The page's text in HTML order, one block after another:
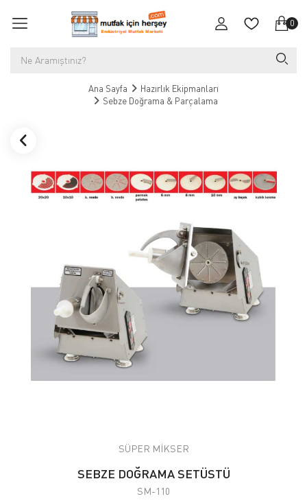
0
Ana Sayfa
Hazırlık Ekipmanları
Sebze Doğrama & Parçalama
SÜPER MİKSER
SEBZE DOĞRAMA SETÜSTÜ
SM-110